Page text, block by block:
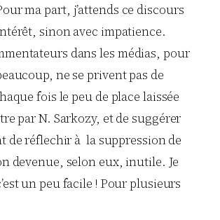
ma part, j’attends ce discours
sinon avec impatience.
dans les médias, pour
ne se privent pas de
fois le peu de place laissée
par N. Sarkozy, et de suggérer
de réflechir à la suppression de
devenue, selon eux, inutile. Je
un peu facile ! Pour plusieurs